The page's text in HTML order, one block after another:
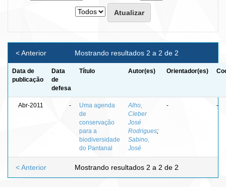
Mostrando resultados 2 a 2 de 2
< Anterior
Data de
publicação
Data
de
defesa
Título Autor(es) Orientador(es)
Abr-2011 -
Uma agenda
de
conservação
para a
biodiversidade
do Pantanal
Alho,
Cleber
José
Rodrigues;
Sabino,
José
- -
Mostrando resultados 2 a 2 de 2
< Anterior